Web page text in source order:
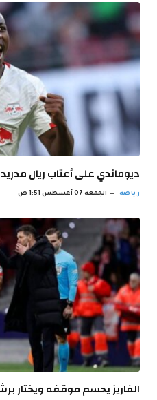
ديوماندي على أعتاب ريال
رياضة الجمعة 07 أغسطس 1:51 ص
الفاريز يحسم موقفه ويختار